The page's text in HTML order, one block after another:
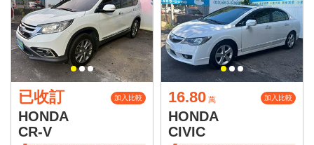
已收訂 加入比較
HONDA
CR-V
16.80 萬 加入比較
HONDA
CIVIC